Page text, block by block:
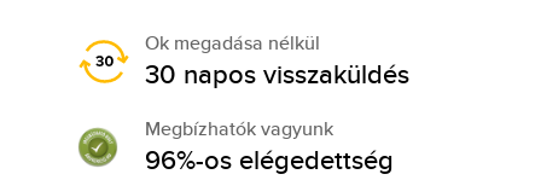
Ok megadása nélkül
30 napos visszaküldés
Megbízhatók vagyunk
96%-os elégedettség